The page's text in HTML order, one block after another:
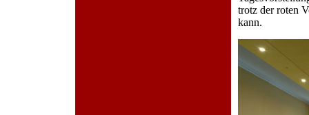
trotz der roten
kann.